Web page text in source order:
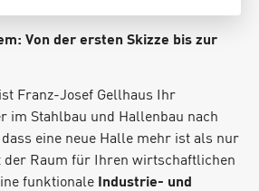
Von der ersten Skizze bis zur
Franz-Josef Gellhaus Ihr
im Stahlbau und Hallenbau nach
eine neue Halle mehr ist als nur
der Raum für Ihren wirtschaftlichen
funktionale Industrie- und